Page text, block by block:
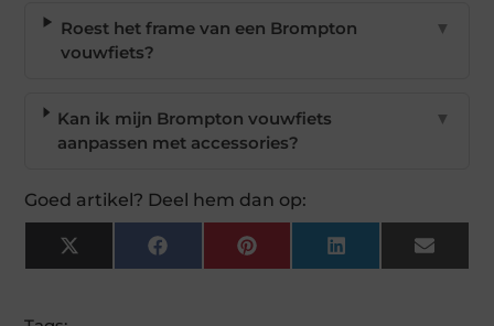
Roest het frame van een Brompton
vouwfiets?
▼
Kan ik mijn Brompton vouwfiets
aanpassen met accessories?
▼
Goed artikel? Deel hem dan op:
X
(Twitter)
FacebookPinterest LinkedIn Email